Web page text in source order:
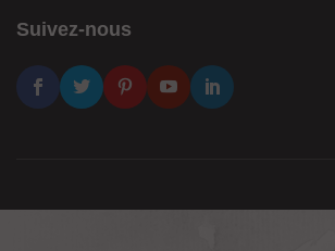
Suivez-nous